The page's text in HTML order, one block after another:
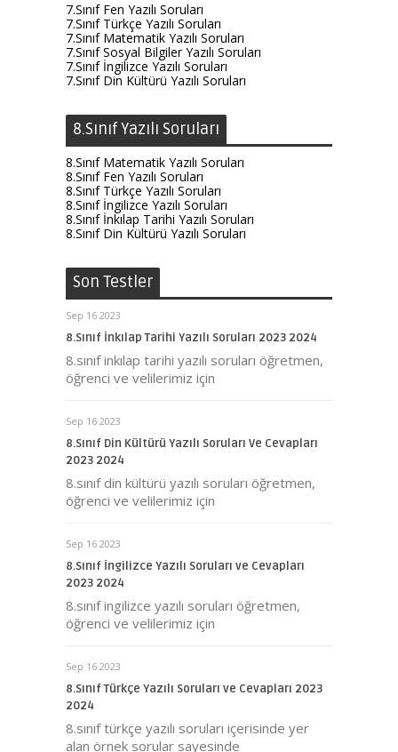
7.Sınıf Fen Yazılı Soruları
7.Sınıf Türkçe Yazılı Soruları
7.Sınıf Matematik Yazılı Soruları
7.Sınıf Sosyal Bilgiler Yazılı Soruları
7.Sınıf İngilizce Yazılı Soruları
7.Sınıf Din Kültürü Yazılı Soruları
8.Sınıf Yazılı Soruları
8.Sınıf Matematik Yazılı Soruları
8.Sınıf Fen Yazılı Soruları
8.Sınıf Türkçe Yazılı Soruları
8.Sınıf İngilizce Yazılı Soruları
8.Sınıf İnkılap Tarihi Yazılı Soruları
8.Sınıf Din Kültürü Yazılı Soruları
Son Testler
Sep 16 2023
8.Sınıf İnkılap Tarihi Yazılı Soruları 2023 2024
8.sınıf inkılap tarihi yazılı soruları öğretmen,
öğrenci ve velilerimiz için
Sep 16 2023
8.Sınıf Din Kültürü Yazılı Soruları Ve Cevapları
2023 2024
8.sınıf din kültürü yazılı soruları öğretmen,
öğrenci ve velilerimiz için
Sep 16 2023
8.Sınıf İngilizce Yazılı Soruları ve Cevapları
2023 2024
8.sınıf ingilizce yazılı soruları öğretmen,
öğrenci ve velilerimiz için
Sep 16 2023
8.Sınıf Türkçe Yazılı Soruları ve Cevapları 2023
2024
8.sınıf türkçe yazılı soruları içerisinde yer
alan örnek sorular sayesinde